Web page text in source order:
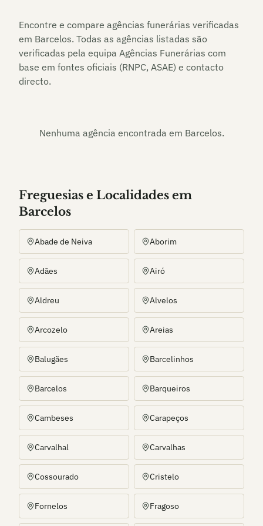
Encontre e compare agências funerárias verificadas
em Barcelos. Todas as agências listadas são
verificadas pela equipa Agências Funerárias com
base em fontes oficiais (RNPC, ASAE) e contacto
directo.
Nenhuma agência encontrada em Barcelos.
Freguesias e Localidades em
Barcelos
Abade de Neiva Aborim
Adães Airó
Aldreu Alvelos
Arcozelo Areias
Balugães Barcelinhos
Barcelos Barqueiros
Cambeses Carapeços
Carvalhal Carvalhas
Cossourado Cristelo
Fornelos Fragoso